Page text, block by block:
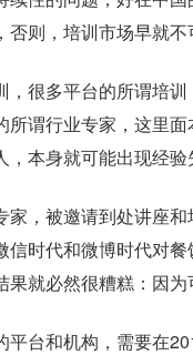
则，培训市场早就不
很多平台的所谓培
谓行业专家，这里
本身就可能出现经
，被邀请到处讲座
时代和微博时代对
就必然很糟糕：因为
台和机构，需要在